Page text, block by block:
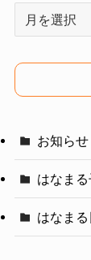
イ
ブ
お知らせ
はなま
はなま